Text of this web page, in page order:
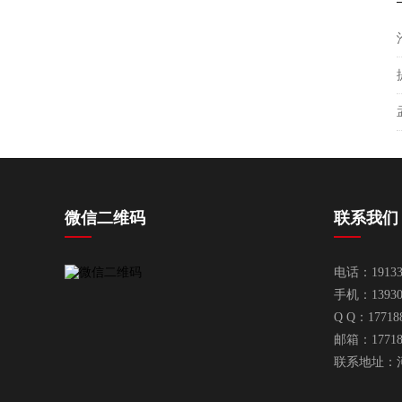
微信二维码 联系我们
电话：
手机：
Q Q：
邮箱：
联系地址：